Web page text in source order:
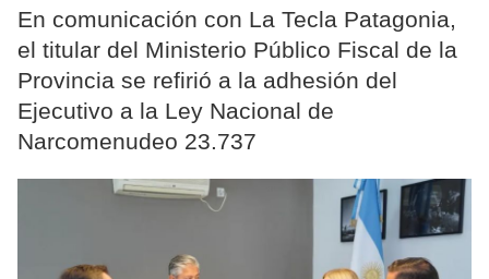
En comunicación con La Tecla Patagonia,
el titular del Ministerio Público Fiscal de la
Provincia se refirió a la adhesión del
Ejecutivo a la Ley Nacional de
Narcomenudeo 23.737